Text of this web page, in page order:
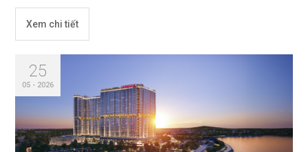
Xem chi tiết
25
05 - 2026